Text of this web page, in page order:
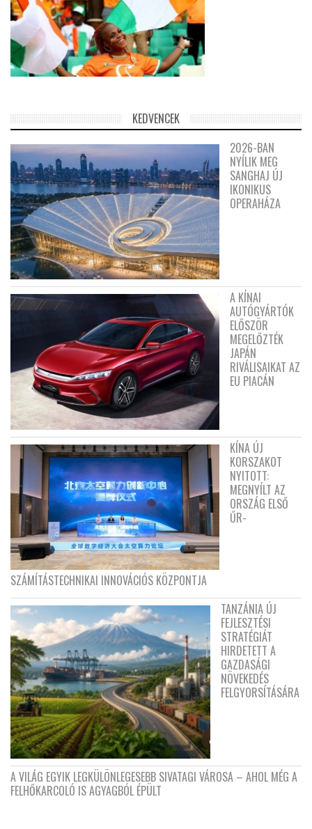
KEDVENCEK
2026-BAN
NYÍLIK MEG
SANGHAJ ÚJ
IKONIKUS
OPERAHÁZA
A KÍNAI
AUTÓGYÁRTÓK
ELŐSZÖR
MEGELŐZTÉK
JAPÁN
RIVÁLISAIKAT AZ
EU PIACÁN
KÍNA ÚJ
KORSZAKOT
NYITOTT:
MEGNYÍLT AZ
ORSZÁG ELSŐ
ŰR-
SZÁMÍTÁSTECHNIKAI INNOVÁCIÓS KÖZPONTJA
TANZÁNIA ÚJ
FEJLESZTÉSI
STRATÉGIÁT
HIRDETETT A
GAZDASÁGI
NÖVEKEDÉS
FELGYORSÍTÁSÁRA
A VILÁG EGYIK LEGKÜLÖNLEGESEBB SIVATAGI VÁROSA – AHOL MÉG A
FELHŐKARCOLÓ IS AGYAGBÓL ÉPÜLT